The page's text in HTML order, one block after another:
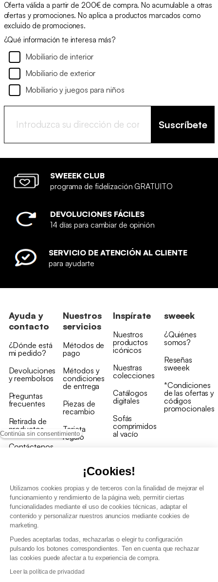
Continúa sin consentimiento
¡Cookies!
Utilizamos cookies propias y de terceros con la finalidad de mejorar el
funcionamiento y rendimiento de la página web, permitir ciertas
funcionalidades mediante el uso de cookies técnicas, adaptar el
contenido y personalizar nuestros anuncios mediante cookies de
marketing.
Puedes aceptarlas todas, rechazarlas o elegir tu configuración
pulsando los botones correspondientes. Ten en cuenta que rechazar
las cookies puede afectar a tu experiencia de compra.
Leer la política de privacidad
Oferta válida a partir de 200€ de compra. No acumulable a otras
ofertas y promociones. No aplica a productos marcados como
excluido de promociones.
¿Qué información te interesa más?
Mobiliario de interior
Mobiliario de exterior
Mobiliario y juegos para niños
Suscríbete
SWEEEK CLUB
programa de fidelización GRATUITO
DEVOLUCIONES FÁCILES
14 días para cambiar de opinión
SERVICIO DE ATENCIÓN AL CLIENTE
para ayudarte
Ayuda y
contacto
¿Dónde está
mi pedido?
Devoluciones
y reembolsos
Preguntas
frecuentes
Retirada de
productos
Contáctenos
Nuestros
servicios
Métodos de
pago
Métodos y
condiciones
de entrega
Piezas de
recambio
Tarjeta
regalo
Inspírate
Nuestros
productos
icónicos
Nuestras
colecciones
Catálogos
digitales
Sofás
comprimidos
al vacío
sweeek
¿Quiénes
somos?
Reseñas
sweeek
*Condiciones
de las ofertas y
códigos
promocionales
Política de gestión de datos personales y cookies
Condiciones generales de Venta Profesional
Declaración de accesibilidad